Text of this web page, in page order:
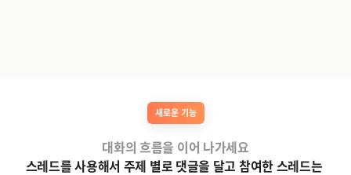
새로운 기능
대화의 흐름을 이어 나가세요
스레드를 사용해서 주제 별로 댓글을 달고 참여한 스레드는